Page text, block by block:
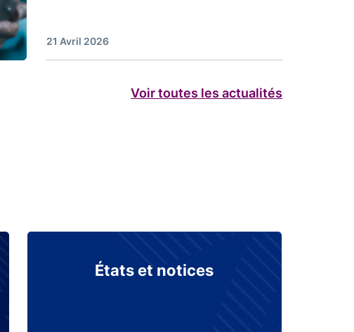
21 Avril 2026
Voir toutes les actualités
États et notices